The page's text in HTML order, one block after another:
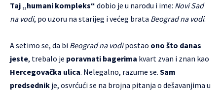
Taj „humani kompleks“ dobio je u narodu i ime: Novi Sad
na vodi, po uzoru na starijeg i većeg brata Beograd na vodi.
A setimo se, da bi Beograd na vodipostao ono što danas
jeste, trebalo je poravnati bagerima kvart zvan i znan kao
Hercegovačka ulica. Nelegalno, razume se. Sam
predsednik je, osvrćući se na brojna pitanja o dešavanjima u